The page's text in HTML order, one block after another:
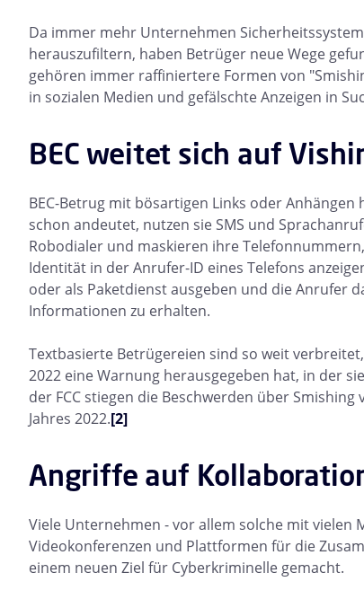
Da immer mehr Unternehmen
herauszufiltern, haben Betrüger neue Wege
gehören immer raffiniertere Formen von
in sozialen Medien und gefälschte Anzeigen in
BEC weitet sich auf
BEC-Betrug mit bösartigen Links oder Anhängen
schon andeutet, nutzen sie SMS und
Robodialer und maskieren ihre
Identität in der Anrufer-ID eines Telefons
oder als Paketdienst ausgeben und die Anrufer
Informationen zu erhalten.
Textbasierte Betrügereien sind so weit
2022 eine Warnung herausgegeben hat, in der
der FCC stiegen die Beschwerden über
Jahres 2022.[2]
Angriffe auf
Viele Unternehmen - vor allem solche mit vielen
Videokonferenzen und Plattformen für die
einem neuen Ziel für Cyberkriminelle gemacht.